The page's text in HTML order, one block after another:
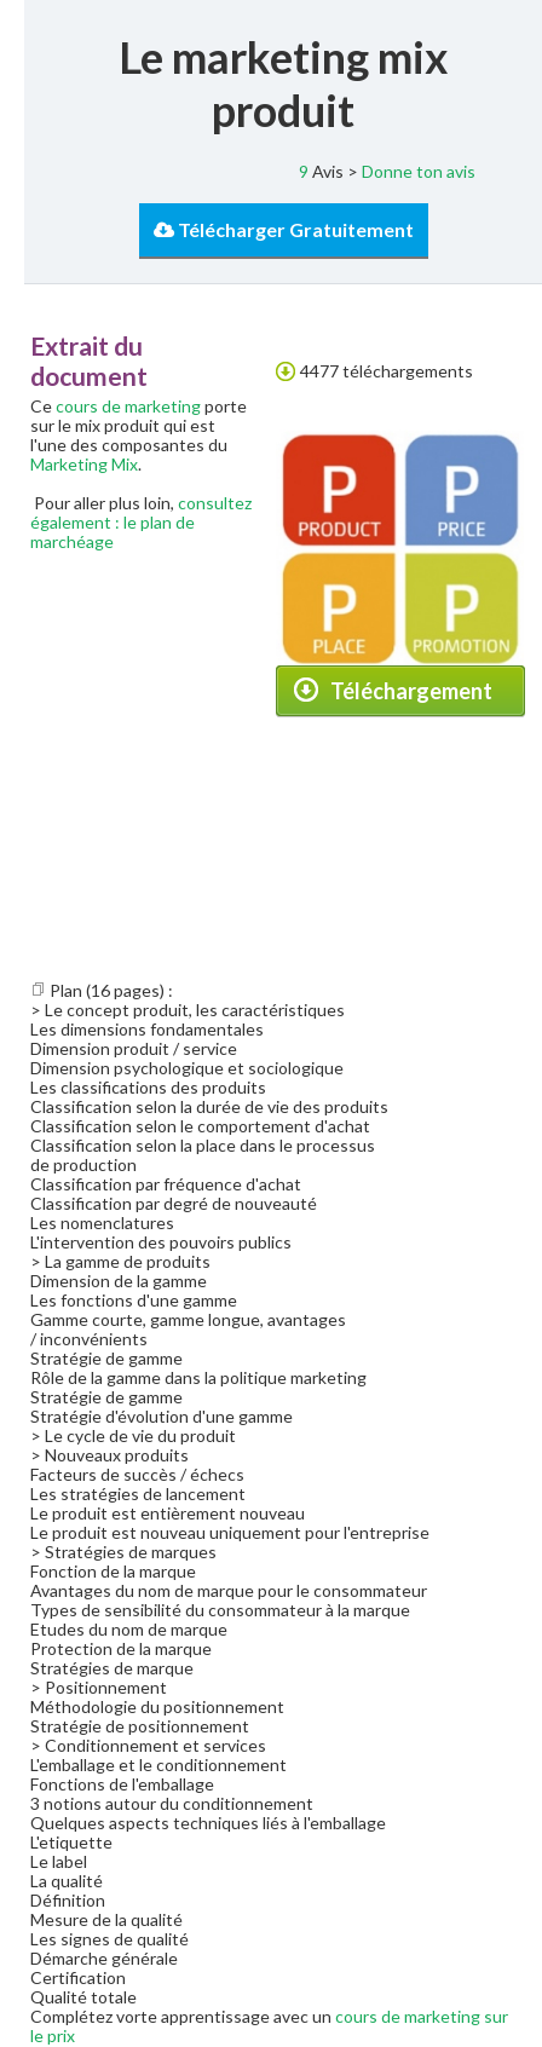
Le marketing mix
produit
9 Avis > Donne ton avis
Télécharger Gratuitement
Téléchargement
4477 téléchargements
Extrait du
document
Cecours de marketingporte
sur le mix produit qui est
l'une des composantes du
Marketing Mix.
Pour aller plus loin, consultez
également : le plan de
marchéage
Plan (16 pages) :
> Le concept produit, les caractéristiques
Les dimensions fondamentales
Dimension produit / service
Dimension psychologique et sociologique
Les classifications des produits
Classification selon la durée de vie des produits
Classification selon le comportement d'achat
Classification selon la place dans le processus
de production
Classification par fréquence d'achat
Classification par degré de nouveauté
Les nomenclatures
L'intervention des pouvoirs publics
> La gamme de produits
Dimension de la gamme
Les fonctions d'une gamme
Gamme courte, gamme longue, avantages
/ inconvénients
Stratégie de gamme
Rôle de la gamme dans la politique marketing
Stratégie de gamme
Stratégie d'évolution d'une gamme
> Le cycle de vie du produit
> Nouveaux produits
Facteurs de succès / échecs
Les stratégies de lancement
Le produit est entièrement nouveau
Le produit est nouveau uniquement pour l'entreprise
> Stratégies de marques
Fonction de la marque
Avantages du nom de marque pour le consommateur
Types de sensibilité du consommateur à la marque
Etudes du nom de marque
Protection de la marque
Stratégies de marque
> Positionnement
Méthodologie du positionnement
Stratégie de positionnement
> Conditionnement et services
L'emballage et le conditionnement
Fonctions de l'emballage
3 notions autour du conditionnement
Quelques aspects techniques liés à l'emballage
L'etiquette
Le label
La qualité
Définition
Mesure de la qualité
Les signes de qualité
Démarche générale
Certification
Qualité totale
Complétez vorte apprentissage avec un cours de marketing sur
le prix